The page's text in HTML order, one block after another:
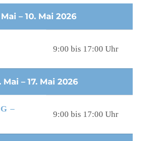
– 10. Mai 2026
9:00 bis 17:00 Uhr
Mai – 17. Mai 2026
–
9:00 bis 17:00 Uhr